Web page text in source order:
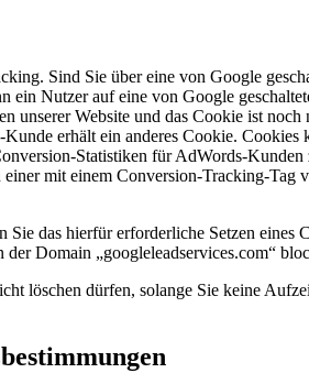
Sind Sie über eine von Google
Nutzer auf eine von Google
unserer Website und das Cookie ist
erhält ein anderes Cookie.
Statistiken für AdWords-
mit einem Conversion-Tracking-
das hierfür erforderliche Setzen
Domain „googleleadservices.com“
löschen dürfen, solange Sie keine